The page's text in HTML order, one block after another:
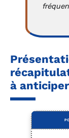
à anticiper